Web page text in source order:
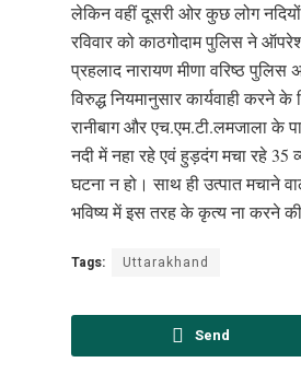
लेकिन वहीं दूसरी ओर कुछ लोग
रविवार को काठगोदाम पुलिस ने
प्रहलाद नारायण मीणा वरिष्ठ
विरुद्ध नियमानुसार कार्यवाही करने के
रानीबाग और एच.एम.टी.लमजाला के
नदी में नहा रहे एवं हुड़दंग मचा रहे 35
घटना न हो। साथ ही उत्पात मचाने
भविष्य में इस तरह के कृत्य ना करने
Tags: Uttarakhand
Send